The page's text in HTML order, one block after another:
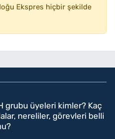
Ekspres hiçbir şekilde
grubu üyeleri kimler? Kaç
nereliler, görevleri belli